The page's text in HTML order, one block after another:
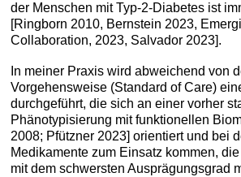
der Menschen mit Typ-2-Diabetes ist
[Ringborn 2010, Bernstein 2023,
Collaboration, 2023, Salvador 2023].
In meiner Praxis wird abweichend von
Vorgehensweise (Standard of Care)
durchgeführt, die sich an einer vorher
Phänotypisierung mit funktionellen
2008; Pfützner 2023] orientiert und bei
Medikamente zum Einsatz kommen,
mit dem schwersten Ausprägungsgrad